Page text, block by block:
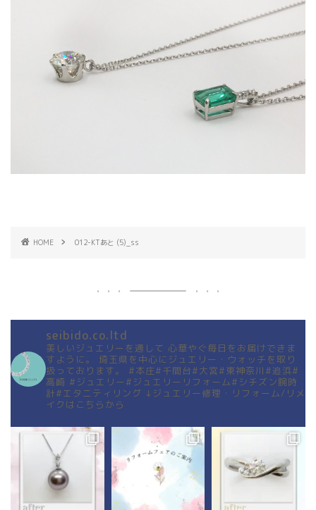
HOME 012-KTあと (5)_ss
seibido.co.ltd
美しいジュエリーを通して 心華やぐ毎日をお届けできま
すように。
埼玉県を中心にジュエリー・ウォッチを取り
扱っております。
#本庄#千間台#大宮#東神奈川#追浜#
高崎 #ジュエリー#ジュエリーリフォーム#シチズン腕時
計#エタニティリング ↓ジュエリー修理・リフォーム/リメ
イクはこちらから